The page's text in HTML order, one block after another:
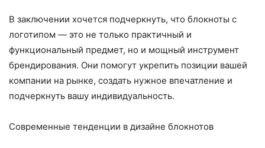
В заключении хочется подчеркнуть, что блокноты с
логотипом — это не только практичный и
функциональный предмет, но и мощный инструмент
брендирования. Они помогут укрепить позиции вашей
компании на рынке, создать нужное впечатление и
подчеркнуть вашу индивидуальность.
Современные тенденции в дизайне блокнотов